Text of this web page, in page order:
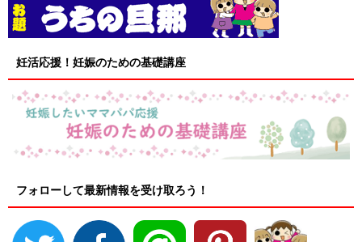
妊活応援！妊娠のための基礎講座
フォローして最新情報を受け取ろう！